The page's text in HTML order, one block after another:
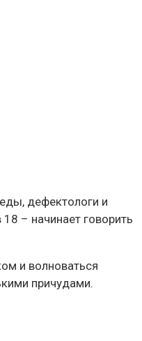
дефектологи и
– начинает говорить
и волноваться
причудами.